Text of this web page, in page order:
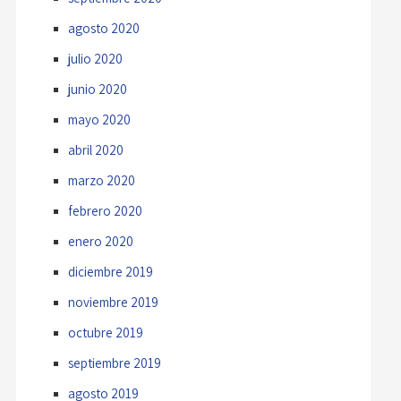
agosto 2020
julio 2020
junio 2020
mayo 2020
abril 2020
marzo 2020
febrero 2020
enero 2020
diciembre 2019
noviembre 2019
octubre 2019
septiembre 2019
agosto 2019